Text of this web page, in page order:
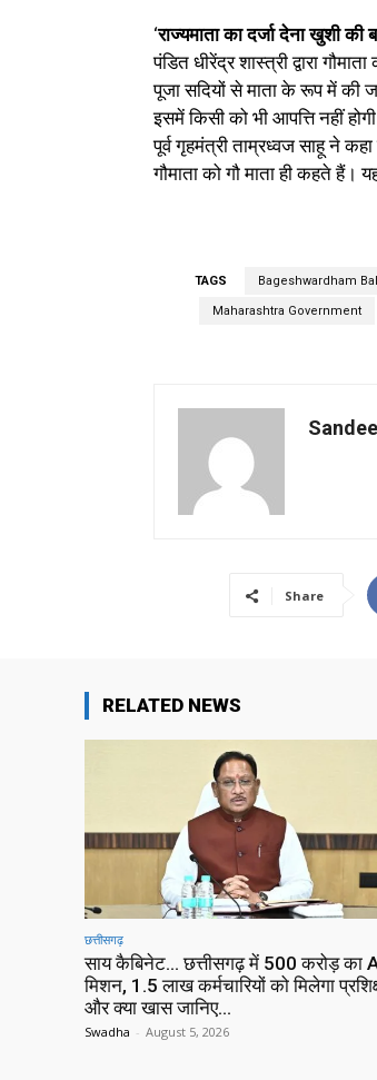
‘राज्यमाता का दर्जा देना खुशी की
पंडित धीरेंद्र शास्त्री द्वारा
पूजा सदियों से माता के रूप में की
इसमें किसी को भी आपत्ति नहीं
पूर्व गृहमंत्री ताम्रध्वज साहू ने
गौमाता को गौ माता ही कहते हैं।
TAGS Bageshwardham
Maharashtra Government
Share
RELATED NEWS
छत्तीसगढ़
साय कैबिनेट… छत्तीसगढ़ में 500 करोड़ का
मिशन, 1.5 लाख कर्मचारियों को मिलेगा
और क्या खास जानिए…
Swadha - August 5, 2026